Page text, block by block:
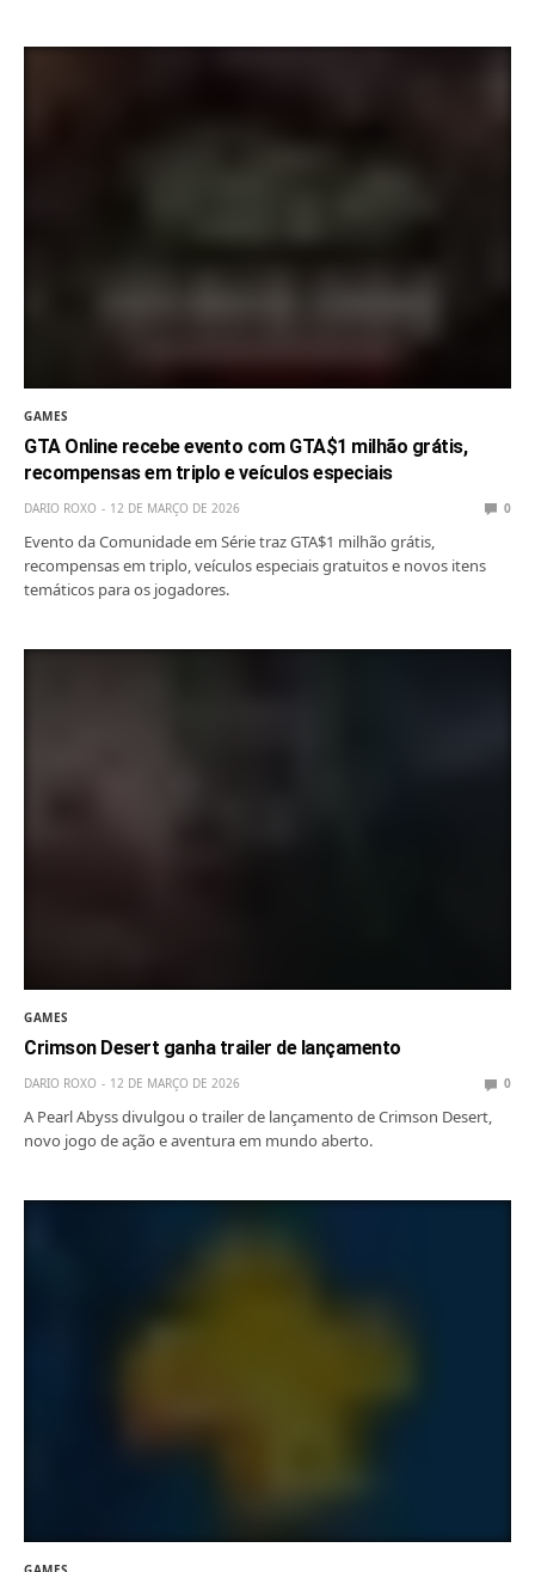
GAMES
GTA Online recebe evento com GTA$1 milhão grátis,
recompensas em triplo e veículos especiais
DARIO ROXO 12 DE MARÇO DE 2026 0
Evento da Comunidade em Série traz GTA$1 milhão grátis,
recompensas em triplo, veículos especiais gratuitos e novos itens
temáticos para os jogadores.
GAMES
Crimson Desert ganha trailer de lançamento
DARIO ROXO 12 DE MARÇO DE 2026 0
A Pearl Abyss divulgou o trailer de lançamento de Crimson Desert,
novo jogo de ação e aventura em mundo aberto.